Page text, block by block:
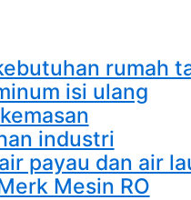
rumah
isi ulang
industri
payau dan air
Mesin RO